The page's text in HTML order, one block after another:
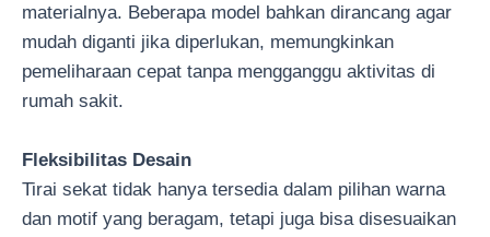
materialnya. Beberapa model bahkan dirancang agar
mudah diganti jika diperlukan, memungkinkan
pemeliharaan cepat tanpa mengganggu aktivitas di
rumah sakit.
Fleksibilitas Desain
Tirai sekat tidak hanya tersedia dalam pilihan warna
dan motif yang beragam, tetapi juga bisa disesuaikan